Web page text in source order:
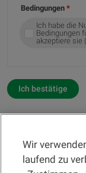
Bedingungen
Ich habe die
Bedingungen
akzeptiere sie
Ich bestätige
Wir
laufend zu